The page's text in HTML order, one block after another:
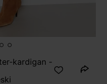
kardigan -